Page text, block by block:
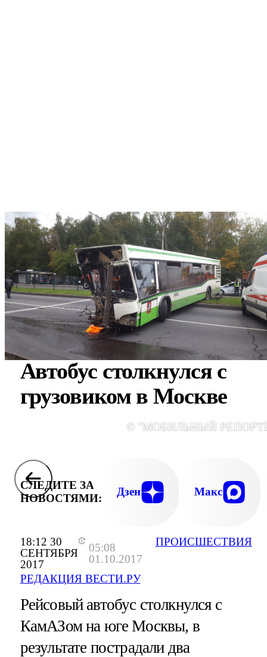
18:12 30
СЕНТЯБРЯ
2017
05:08
01.10.2017
РЕДАКЦИЯ ВЕСТИ.РУ
ПРОИСШЕСТВИЯ
Автобус столкнулся с
грузовиком в Москве
© "МОБИЛЬНЫЙ
СЛЕДИТЕ ЗА
НОВОСТЯМИ:
Дзен Макс
Рейсовый автобус столкнулся с
КамАЗом на юге Москвы, в
результате пострадали два